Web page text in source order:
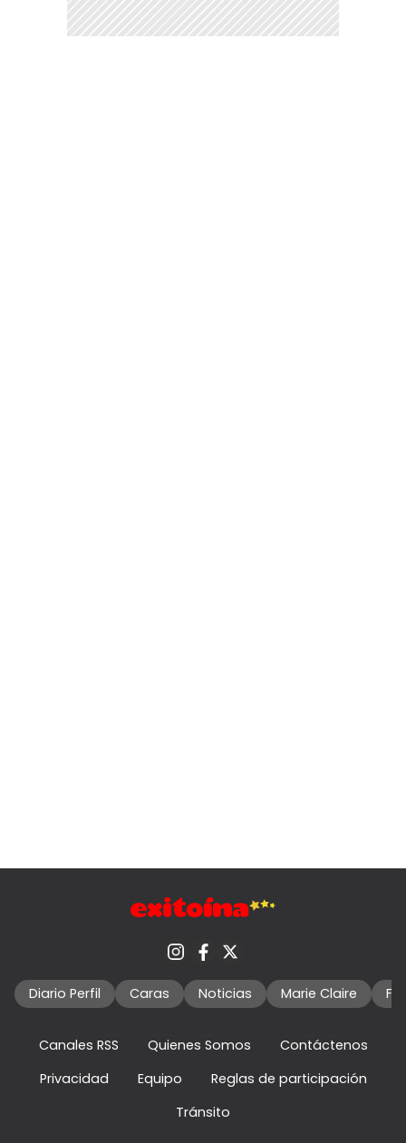
Diario Perfil Caras Noticias Marie Claire
Canales RSS Quienes Somos
Contáctenos
Privacidad
Equipo
Reglas de participación
Tránsito